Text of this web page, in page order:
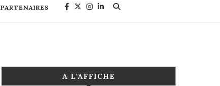
PARTENAIRES
A L’AFFICHE